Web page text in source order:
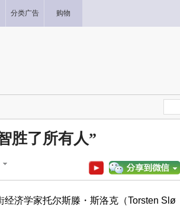
分类广告 购物
胜了所有人”
济学家托尔斯滕・斯洛克（Torsten Slø